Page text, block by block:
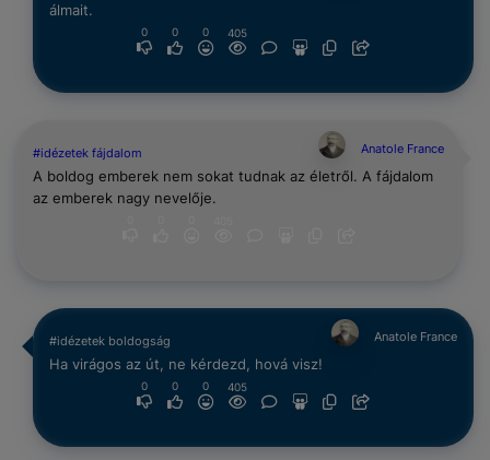
álmait.
0 0 0 405
#idézetek fájdalom Anatole France
A boldog emberek nem sokat tudnak az életről. A fájdalom
az emberek nagy nevelője.
#idézetek boldogság Anatole France
Ha virágos az út, ne kérdezd, hová visz!
0 0 0 405